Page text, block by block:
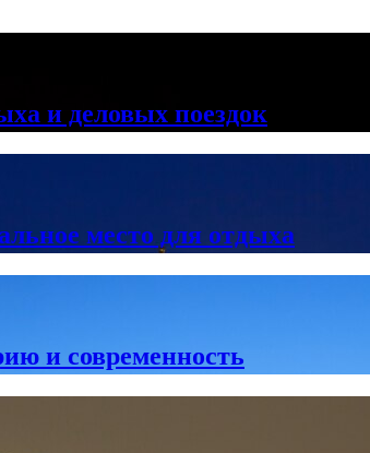
и деловых поездок
место для отдыха
и современность